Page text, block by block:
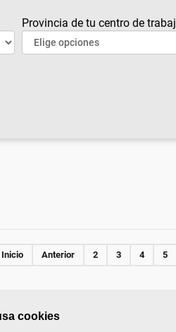
cookies
Provincia de tu centro de
Inicio Anterior 2 3 4 5